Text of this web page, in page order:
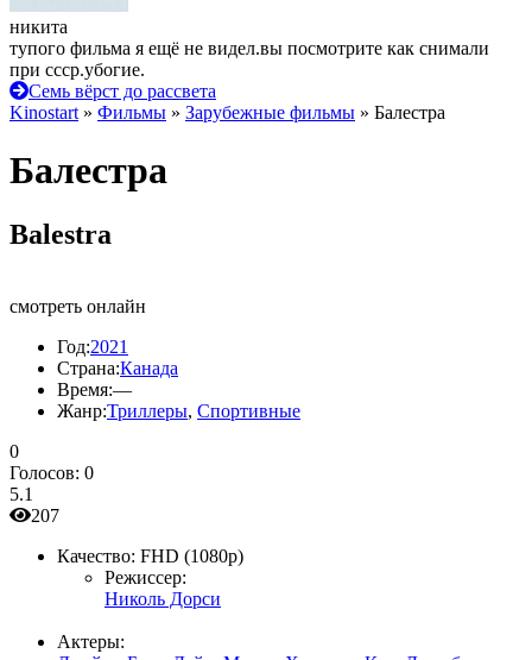
никита
тупого фильма я ещё не видел.вы посмотрите как снимали
при ссср.убогие.
Семь вёрст до рассвета
Kinostart » Фильмы » Зарубежные фильмы » Балестра
Балестра
Balestra
смотреть онлайн
Год:2021
Страна:Канада
Время:—
Жанр:Триллеры, Спортивные
0
Голосов: 0
5.1
207
Качество: FHD (1080p)
Режиссер:
Николь Дорси
Актеры: